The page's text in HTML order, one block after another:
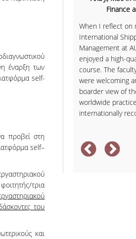
έναρξη των
self-
προβεί στη
self–
τρια
του
και
close to the
accounting,
information
time I learned
Finance
When I reflect on
International
Management at
enjoyed a high-
course. The
were welcoming
boarder view of
worldwide
internationally